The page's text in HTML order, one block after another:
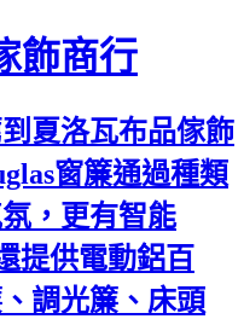
飾商行
夏洛瓦布品傢飾
窗簾通過種類
，更有智能
提供電動鋁百
調光簾、床頭